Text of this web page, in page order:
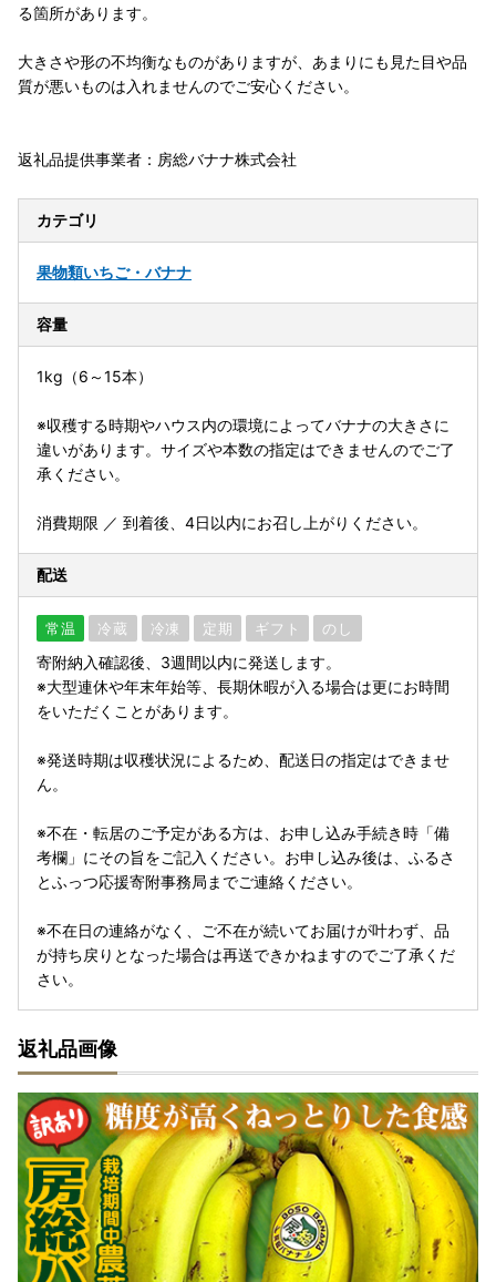
る箇所があります。
大きさや形の不均衡なものがありますが、あまりにも見た目や品
質が悪いものは入れませんのでご安心ください。
返礼品提供事業者：房総バナナ株式会社
カテゴリ
果物類いちご・バナナ
容量
1kg（6～15本）
※収穫する時期やハウス内の環境によってバナナの大きさに
違いがあります。サイズや本数の指定はできませんのでご了
承ください。
消費期限 ／ 到着後、4日以内にお召し上がりください。
配送
常温 冷蔵 冷凍 定期 ギフト のし
寄附納入確認後、3週間以内に発送します。
※大型連休や年末年始等、長期休暇が入る場合は更にお時間
をいただくことがあります。
※発送時期は収穫状況によるため、配送日の指定はできませ
ん。
※不在・転居のご予定がある方は、お申し込み手続き時「備
考欄」にその旨をご記入ください。お申し込み後は、ふるさ
とふっつ応援寄附事務局までご連絡ください。
※不在日の連絡がなく、ご不在が続いてお届けが叶わず、品
が持ち戻りとなった場合は再送できかねますのでご了承くだ
さい。
返礼品画像